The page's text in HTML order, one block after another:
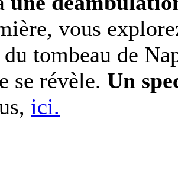
vous
tombeau de
se révèle. Un
ici.